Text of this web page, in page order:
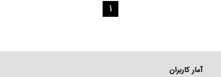
1
آمار کاربران